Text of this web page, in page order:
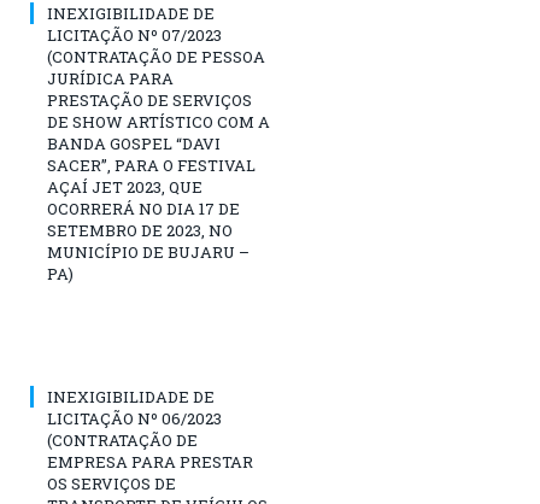
INEXIGIBILIDADE DE
LICITAÇÃO Nº 07/2023
(CONTRATAÇÃO DE PESSOA
JURÍDICA PARA
PRESTAÇÃO DE SERVIÇOS
DE SHOW ARTÍSTICO COM A
BANDA GOSPEL “DAVI
SACER”, PARA O FESTIVAL
AÇAÍ JET 2023, QUE
OCORRERÁ NO DIA 17 DE
SETEMBRO DE 2023, NO
MUNICÍPIO DE BUJARU –
PA)
INEXIGIBILIDADE DE
LICITAÇÃO Nº 06/2023
(CONTRATAÇÃO DE
EMPRESA PARA PRESTAR
OS SERVIÇOS DE